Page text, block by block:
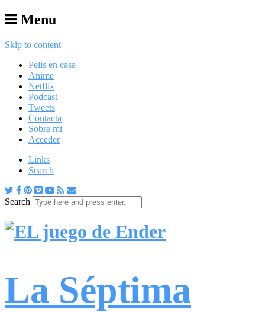
Menu
Skip to content
Pelis en casa
Anime
Netflix
Podcast
Tweets
Contacta
Sobre mi
Acceder
Links
Search
Search
La Séptima